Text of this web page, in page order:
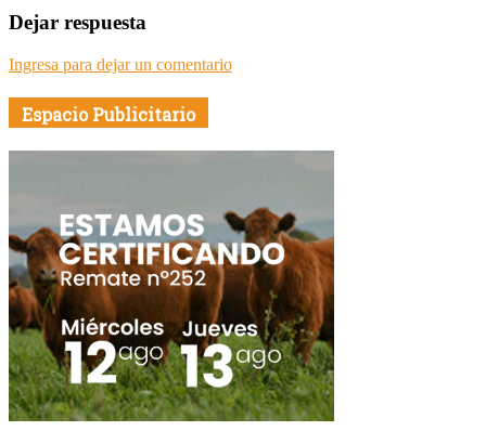
Dejar respuesta
Ingresa para dejar un comentario
Espacio Publicitario